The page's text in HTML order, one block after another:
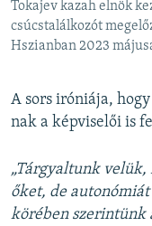
Tokajev kazah elnök
csúcstalálkozót
Hszianban 2023
A sors iróniája,
nak a képviselői is
„Tárgyaltunk
őket, de
körében szerintünk